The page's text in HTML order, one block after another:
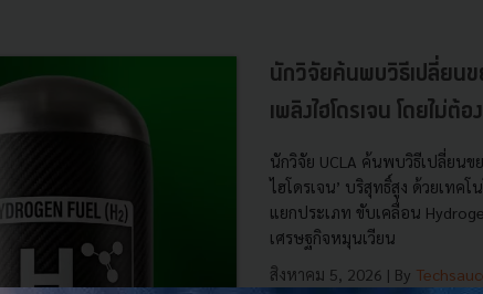
นักวิจัยค้นพบวิธีเปลี่ยนข
เพลิงไฮโดรเจน โดยไม่ต้
นักวิจัย UCLA ค้นพบวิธีเปลี่ยนข
ไฮโดรเจน’ บริสุทธิ์สูง ด้วยเทคโ
แยกประเภท ขับเคลื่อน
เศรษฐกิจหมุนเวียน
สิงหาคม 5, 2026 | By